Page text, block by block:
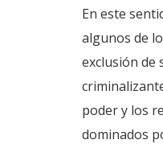
En este
algunos de
exclusión de
poder y los
dominados